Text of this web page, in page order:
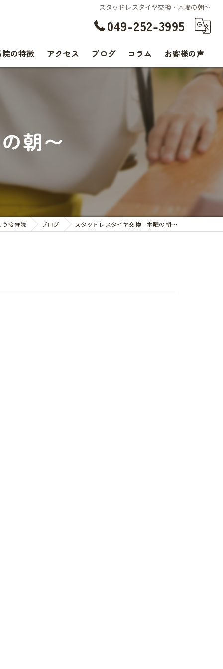
スタッドレスタイヤ交換…木曜の朝〜
049-252-3995
院の特徴
こり
ポーツ
アクセス ブログ コラム お客様の声
朝〜
接骨院 ブログ スタッドレスタイヤ交換…木曜の朝〜